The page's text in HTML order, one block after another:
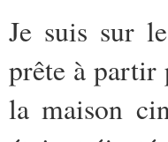
Je suis sur
prête à partir
la maison